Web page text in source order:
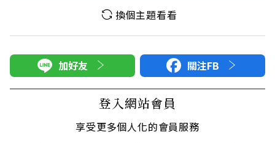
換個主題看看
加好友 關注FB
登入網站會員
享受更多個人化的會員服務